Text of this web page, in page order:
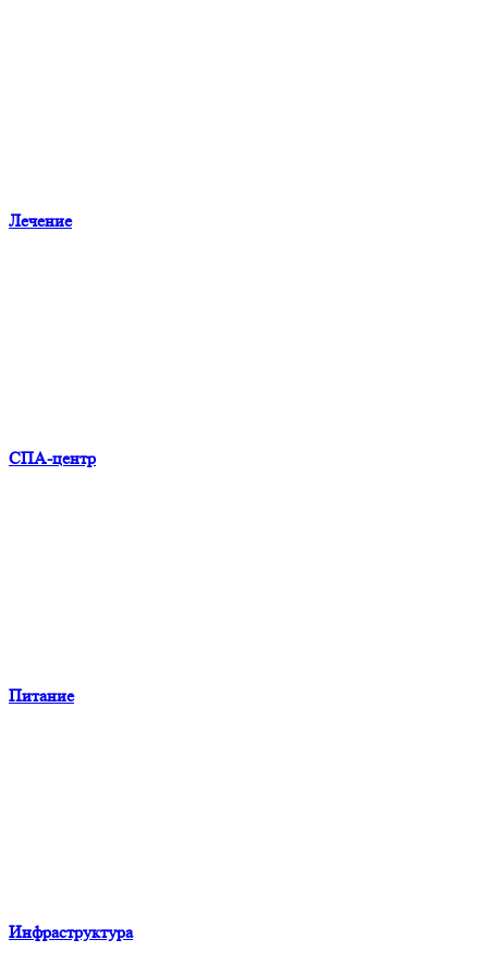
Лечение
СПА-центр
Питание
Инфраструктура